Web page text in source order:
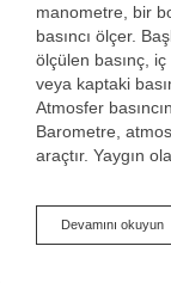
manometre, bir
basıncı ölçer.
ölçülen basınç, iç
veya kaptaki
Atmosfer
Barometre,
araçtır. Yaygın
Devamını okuyun